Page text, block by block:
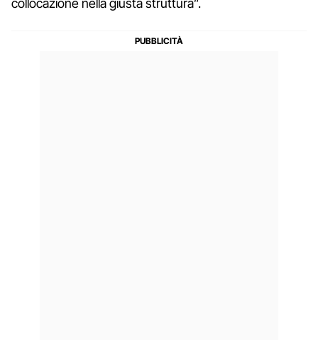
collocazione nella giusta struttura”.